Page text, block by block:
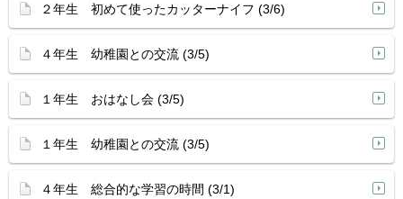
２年生 初めて使ったカッターナイフ (3/6)
４年生 幼稚園との交流 (3/5)
１年生 おはなし会 (3/5)
１年生 幼稚園との交流 (3/5)
４年生 総合的な学習の時間 (3/1)